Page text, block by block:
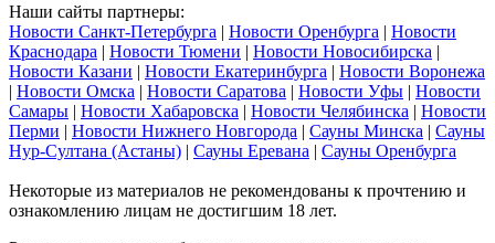
Наши сайты партнеры:
Новости Санкт-Петербурга | Новости Оренбурга | Новости
Краснодара | Новости Тюмени | Новости Новосибирска |
Новости Казани | Новости Екатеринбурга | Новости Воронежа
| Новости Омска | Новости Саратова | Новости Уфы | Новости
Самары | Новости Хабаровска | Новости Челябинска | Новости
Перми | Новости Нижнего Новгорода | Сауны Минска | Сауны
Нур-Султана (Астаны) | Сауны Еревана | Сауны Оренбурга
Некоторые из материалов не рекомендованы к прочтению и
ознакомлению лицам не достигшим 18 лет.